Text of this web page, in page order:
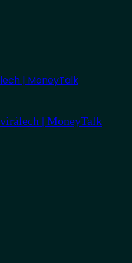
| MoneyTalk